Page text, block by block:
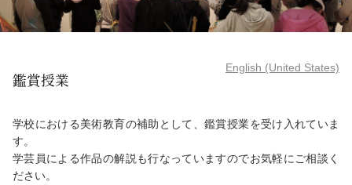
鑑賞授業
English (United States)
学校における美術教育の補助として、鑑賞授業を受け入れていま
す。
学芸員による作品の解説も行なっていますのでお気軽にご相談く
ださい。